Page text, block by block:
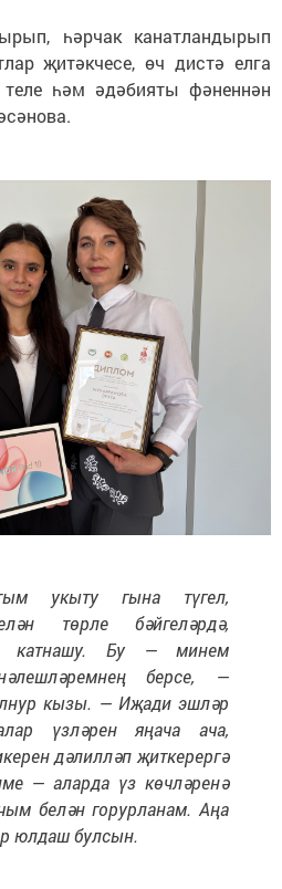
һәрчак канатландырып
җитәкчесе, өч дистә елга
һәм әдәбияты фәненнән
укыту гына түгел,
төрле бәйгеләрдә,
катнашу. Бу — минем
берсе, —
кызы. — Иҗади эшләр
үзләрен яңача ача,
дәлилләп җиткерергә
— аларда үз көчләренә
белән горурланам. Аңа
юлдаш булсын.